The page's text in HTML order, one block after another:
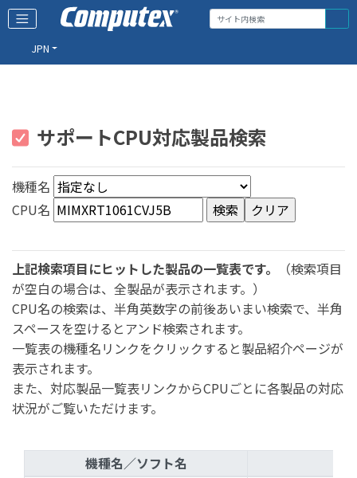
JPN
サポートCPU対応製品検索
機種名
CPU名
上記検索項目にヒットした製品の一覧表です。
（検索項目
が空白の場合は、全製品が表示されます。）
CPU名の検索は、半角英数字の前後あいまい検索で、半角
スペースを空けるとアンド検索されます。
一覧表の機種名リンクをクリックすると製品紹介ページが
表示されます。
また、対応製品一覧表リンクからCPUごとに各製品の対応
状況がご覧いただけます。
機種名／ソフト名